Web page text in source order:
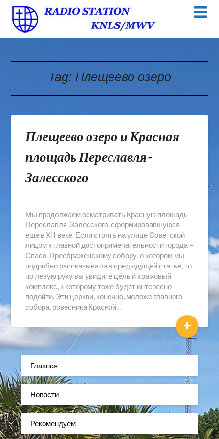
Tag: Плещеево озеро
Плещеево озеро и Красная
площадь Переславля-
Залесского
Мы продолжаем осматривать Красную площадь
Переславля-Залесского, сформировавшуюся
еще в XII веке. Если стоять на улице Советской
лицом к главной достопримечательности города –
Спасо-Преображенскому собору, о котором мы
подробно рассказывали в предыдущей статье, то
по левую руку вы увидите целый храмовый
комплекс, к которому тоже будет интересно
подойти. Эти церкви, конечно, моложе главного
собора, ровесника Красной…
+
Главная
Новости
Рекомендуем